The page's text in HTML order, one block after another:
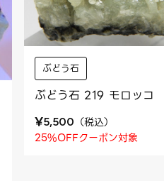
ぶどう石
ぶどう石 219 モロッコ
¥5,500 （税込）
25%OFFクーポン対象